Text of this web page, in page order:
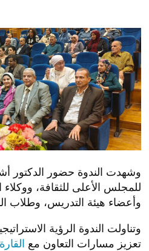
وشهدت الندوة حضور الدكتور
للمجلس الأعلى للثقافة، ووكلاء
وأعضاء هيئة التدريس، وطلاب
وتناولت الندوة الرؤية
تعزيز مسارات التعاون مع